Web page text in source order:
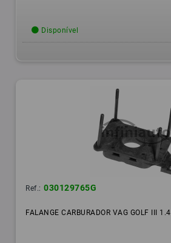
Disponível
Ref.: 030129765G
FALANGE CARBURADOR VAG GOLF III 1.4